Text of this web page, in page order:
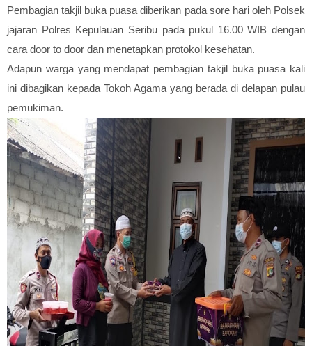
Pembagian takjil buka puasa diberikan pada sore hari oleh Polsek
jajaran Polres Kepulauan Seribu pada pukul 16.00 WIB dengan
cara door to door dan menetapkan protokol kesehatan.
Adapun warga yang mendapat pembagian takjil buka puasa kali
ini dibagikan kepada Tokoh Agama yang berada di delapan pulau
pemukiman.